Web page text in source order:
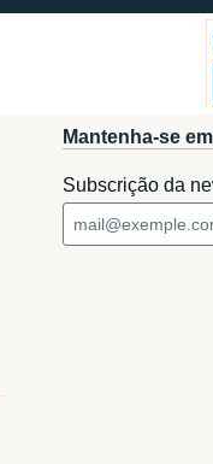
Mantenha-se
Subscrição da